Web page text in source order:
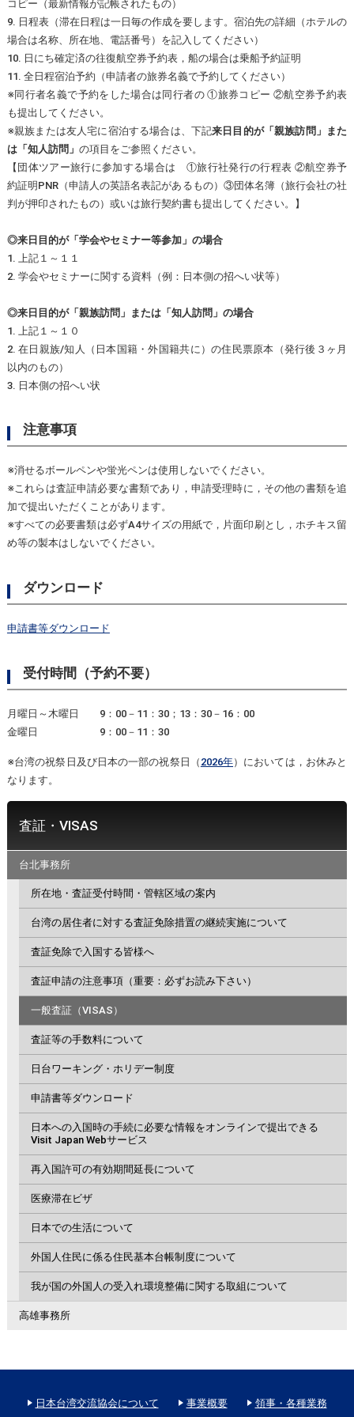
コピー（最新情報が記帳されたもの）
9. 日程表（滞在日程は一日毎の作成を要します。宿泊先の詳細（ホテルの
場合は名称、所在地、電話番号）を記入してください）
10. 日にち確定済の往復航空券予約表，船の場合は乗船予約証明
11. 全日程宿泊予約（申請者の旅券名義で予約してください）
※同行者名義で予約をした場合は同行者の ①旅券コピー ②航空券予約表
も提出してください。
※親族または友人宅に宿泊する場合は、下記来日目的が「親族訪問」また
は「知人訪問」 の項目をご参照ください。
【団体ツアー旅行に参加する場合は ①旅行社発行の行程表 ②航空券予
約証明PNR（申請人の英語名表記があるもの）③団体名簿（旅行会社の社
判が押印されたもの）或いは旅行契約書も提出してください。】
◎来日目的が「学会やセミナー等参加」の場合
1. 上記１～１１
2. 学会やセミナーに関する資料（例：日本側の招へい状等）
◎来日目的が「親族訪問」または「知人訪問」の場合
1. 上記１～１０
2. 在日親族/知人（日本国籍・外国籍共に）の住民票原本（発行後３ヶ月
以内のもの）
3. 日本側の招へい状
注意事項
※消せるボールペンや蛍光ペンは使用しないでください。
※これらは査証申請必要な書類であり，申請受理時に，その他の書類を追
加で提出いただくことがあります。
※すべての必要書類は必ずA4サイズの用紙で，片面印刷とし，ホチキス留
め等の製本はしないでください。
ダウンロード
申請書等ダウンロード
受付時間（予約不要）
月曜日～木曜日 9：00－11：30；13：30－16：00
金曜日 9：00－11：30
※台湾の祝祭日及び日本の一部の祝祭日（ 2026年）においては，お休みと
なります。
査証・VISAS
台北事務所
所在地・査証受付時間・管轄区域の案内
台湾の居住者に対する査証免除措置の継続実施について
査証免除で入国する皆様へ
査証申請の注意事項（重要：必ずお読み下さい）
一般査証（VISAS）
査証等の手数料について
日台ワーキング・ホリデー制度
申請書等ダウンロード
日本への入国時の手続に必要な情報をオンラインで提出できる
Visit Japan Webサービス
再入国許可の有効期間延長について
医療滞在ビザ
日本での生活について
外国人住民に係る住民基本台帳制度について
我が国の外国人の受入れ環境整備に関する取組について
高雄事務所
日本台湾交流協会について 事業概要 領事・各種業務